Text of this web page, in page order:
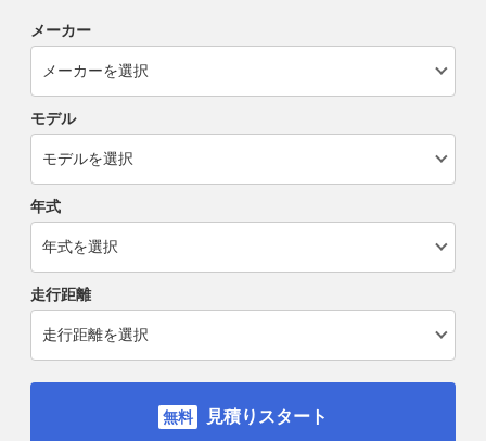
メーカー
モデル
年式
走行距離
見積りスタート